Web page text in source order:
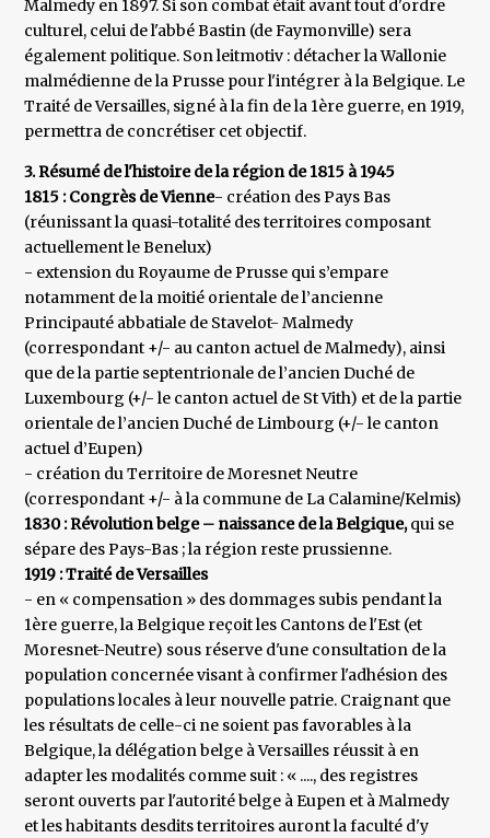
Malmedy en 1897. Si son combat était avant tout d'ordre
culturel, celui de l'abbé Bastin (de Faymonville) sera
également politique. Son leitmotiv : détacher la Wallonie
malmédienne de la Prusse pour l'intégrer à la Belgique. Le
Traité de Versailles, signé à la fin de la 1ère guerre, en 1919,
permettra de concrétiser cet objectif.
3. Résumé de l'histoire de la région de 1815 à 1945
1815 : Congrès de Vienne- création des Pays Bas
(réunissant la quasi-totalité des territoires composant
actuellement le Benelux)
- extension du Royaume de Prusse qui s’empare
notamment de la moitié orientale de l’ancienne
Principauté abbatiale de Stavelot- Malmedy
(correspondant +/- au canton actuel de Malmedy), ainsi
que de la partie septentrionale de l’ancien Duché de
Luxembourg (+/- le canton actuel de St Vith) et de la partie
orientale de l’ancien Duché de Limbourg (+/- le canton
actuel d’Eupen)
- création du Territoire de Moresnet Neutre
(correspondant +/- à la commune de La Calamine/Kelmis)
1830 : Révolution belge – naissance de la Belgique,qui se
sépare des Pays-Bas ; la région reste prussienne.
1919 : Traité de Versailles
- en « compensation » des dommages subis pendant la
1ère guerre, la Belgique reçoit les Cantons de l'Est (et
Moresnet-Neutre) sous réserve d'une consultation de la
population concernée visant à confirmer l'adhésion des
populations locales à leur nouvelle patrie. Craignant que
les résultats de celle-ci ne soient pas favorables à la
Belgique, la délégation belge à Versailles réussit à en
adapter les modalités comme suit : « ...., des registres
seront ouverts par l'autorité belge à Eupen et à Malmedy
et les habitants desdits territoires auront la faculté d'y